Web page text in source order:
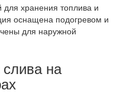
для хранения топлива и
оснащена подогревом и
для наружной
на